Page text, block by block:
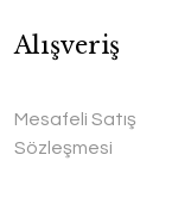
Alışveriş
Mesafeli Satış
Sözleşmesi